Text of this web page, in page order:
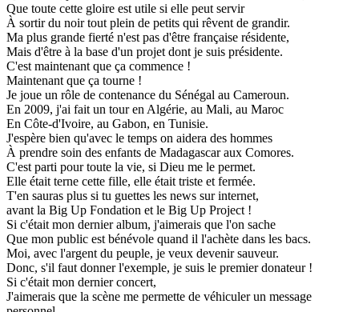
Que toute cette gloire est utile si elle peut servir
À sortir du noir tout plein de petits qui rêvent de grandir.
Ma plus grande fierté n'est pas d'être française résidente,
Mais d'être à la base d'un projet dont je suis présidente.
C'est maintenant que ça commence !
Maintenant que ça tourne !
Je joue un rôle de contenance du Sénégal au Cameroun.
En 2009, j'ai fait un tour en Algérie, au Mali, au Maroc
En Côte-d'Ivoire, au Gabon, en Tunisie.
J'espère bien qu'avec le temps on aidera des hommes
À prendre soin des enfants de Madagascar aux Comores.
C'est parti pour toute la vie, si Dieu me le permet.
Elle était terne cette fille, elle était triste et fermée.
T'en sauras plus si tu guettes les news sur internet,
avant la Big Up Fondation et le Big Up Project !
Si c'était mon dernier album, j'aimerais que l'on sache
Que mon public est bénévole quand il l'achète dans les bacs.
Moi, avec l'argent du peuple, je veux devenir sauveur.
Donc, s'il faut donner l'exemple, je suis le premier donateur !
Si c'était mon dernier concert,
J'aimerais que la scène me permette de véhiculer un message